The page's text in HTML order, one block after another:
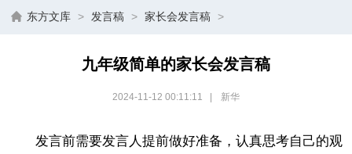
东方文库 > 发言稿 > 家长会发言稿 >
九年级简单的家长会发言稿
2024-11-12 00:11:11 新华
发言前需要发言人提前做好准备，认真思考自己的观